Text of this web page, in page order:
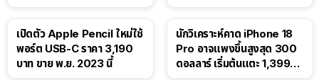
เปิดตัว Apple Pencil ใหม่ใช้
พอร์ต USB-C ราคา 3,190
บาท ขาย พ.ย. 2023 นี้
นักวิเคราะห์คาด iPhone 18
Pro อาจแพงขึ้นสูงสุด 300
ดอลลาร์ เริ่มต้นแตะ 1,399